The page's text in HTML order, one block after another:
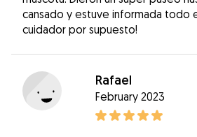
cansado y estuve informada todo
cuidador por supuesto!
Rafael
February 2023